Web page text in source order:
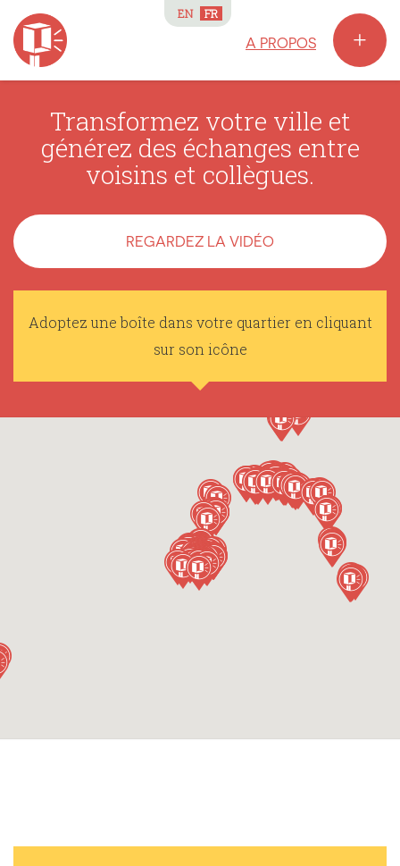
A PROPOS +
EN FR
Transformez votre ville et
générez des échanges entre
voisins et collègues.
REGARDEZ LA VIDÉO
Adoptez une boîte dans votre quartier en cliquant
sur son icône